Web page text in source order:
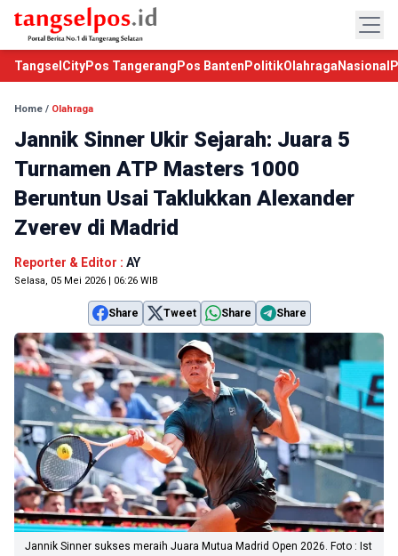
TangselCityPos Tangerang Pos Banten PolitikOlahraga Nasional
Home / Olahraga
Jannik Sinner Ukir Sejarah: Juara 5
Turnamen ATP Masters 1000
Beruntun Usai Taklukkan Alexander
Zverev di Madrid
Reporter & Editor : AY
Selasa, 05 Mei 2026 | 06:26 WIB
Share Tweet Share Share
Jannik Sinner sukses meraih Juara Mutua Madrid Open 2026. Foto : Ist